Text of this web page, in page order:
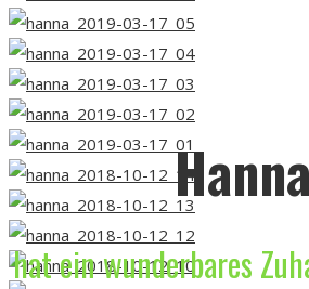
Hanna
hat ein wunderbares